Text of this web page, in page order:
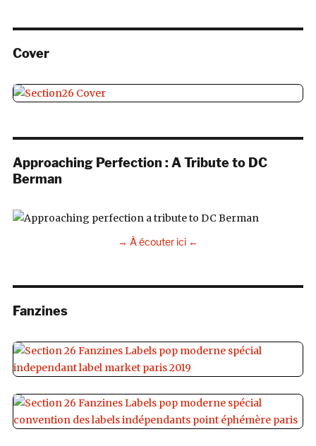
Cover
Approaching Perfection : A Tribute to DC
Berman
→ À écouter ici ←
Fanzines